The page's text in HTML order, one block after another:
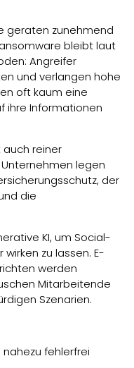
geraten zunehmend
bleibt laut
Angreifer
und verlangen hohe
oft kaum eine
ihre Informationen
reiner
legen
der
die
KI, um Social-
zu lassen. E-
werden
Mitarbeitende
Szenarien.
fehlerfrei